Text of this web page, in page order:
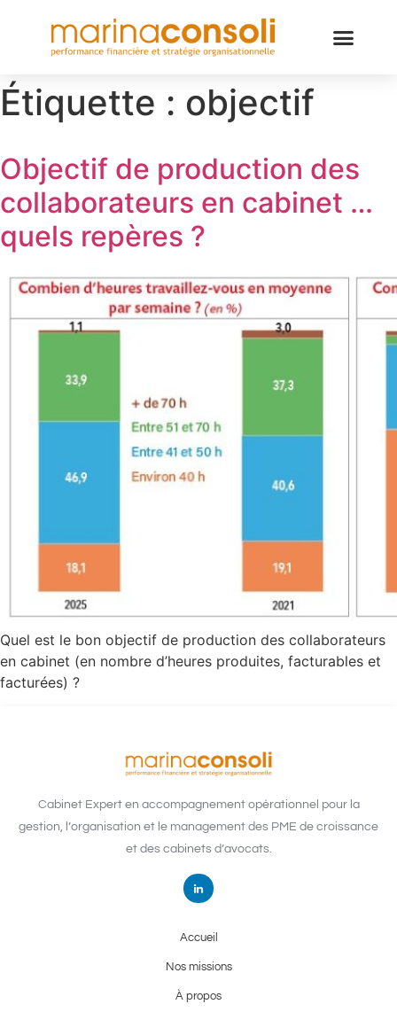
Étiquette : objectif
Objectif de production des
collaborateurs en cabinet …
quels repères ?
Quel est le bon objectif de production des collaborateurs
en cabinet (en nombre d’heures produites, facturables et
facturées) ?
Cabinet Expert en accompagnement opérationnel pour la
gestion, l’organisation et le management des PME de croissance
et des cabinets d’avocats.
Accueil
Nos missions
À propos